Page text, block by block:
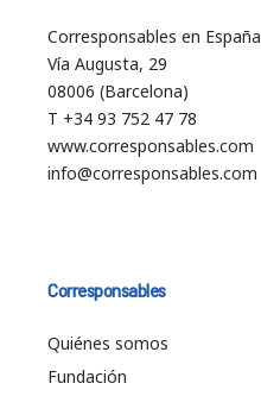
Corresponsables en España
Vía Augusta, 29
08006 (Barcelona)
T +34 93 752 47 78
www.corresponsables.com
info@corresponsables.com
Corresponsables
Quiénes somos
Fundación